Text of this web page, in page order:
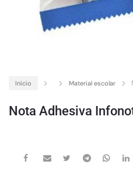
Inicio Material escolar
Nota Adhesiva